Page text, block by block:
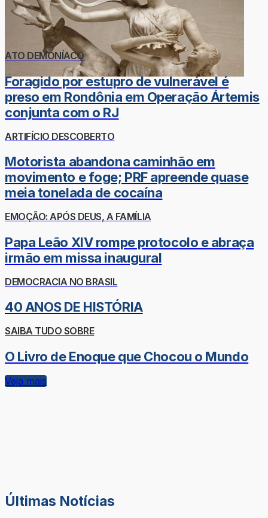
ATO DEMONÍACO
Foragido por estupro de vulnerável é
preso em Rondônia em Operação Ártemis
conjunta com o RJ
ARTIFÍCIO DESCOBERTO
Motorista abandona caminhão em
movimento e foge; PRF apreende quase
meia tonelada de cocaína
EMOÇÃO: APÓS DEUS, A FAMÍLIA
Papa Leão XIV rompe protocolo e abraça
irmão em missa inaugural
DEMOCRACIA NO BRASIL
40 ANOS DE HISTÓRIA
SAIBA TUDO SOBRE
O Livro de Enoque que Chocou o Mundo
Veja mais
Últimas Notícias